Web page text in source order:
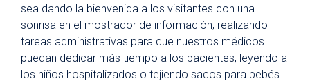
Special Event Guidelines
sea dando la bienvenida a los visitantes con una
sonrisa en el mostrador de información, realizando
tareas administrativas para que nuestros médicos
puedan dedicar más tiempo a los pacientes, leyendo a
los niños hospitalizados o tejiendo sacos para bebés